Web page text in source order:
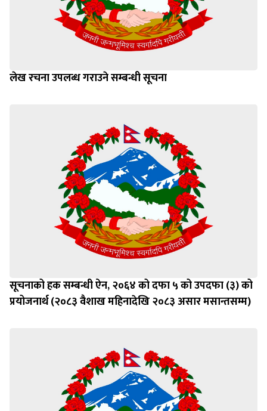
लेख रचना उपलब्ध गराउने सम्बन्धी सूचना
सूचनाको हक सम्बन्धी ऐन, २०६४ को दफा ५ को उपदफा (३) को
प्रयोजनार्थ (२०८३ वैशाख महिनादेखि २०८३ असार मसान्तसम्म)